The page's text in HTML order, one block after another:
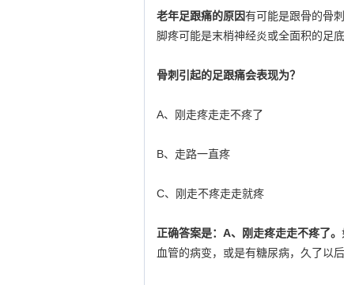
老年足跟痛的原因有可能是跟骨的骨
脚疼可能是末梢神经炎或全面积的足
骨刺引起的足跟痛会表现为？
A、刚走疼走走不疼了
B、走路一直疼
C、刚走不疼走走就疼
正确答案是：A、刚走疼走走不疼了。
血管的病变，或是有糖尿病，久了以后